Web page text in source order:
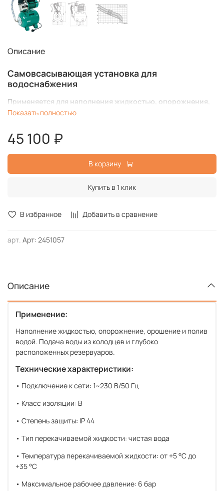
В избранное Добавить в сравнение
арт. Арт: 2451057
Описание
Самовсасывающая установка для
водоснабжения
Применяется для наполнения жидкостью, опорожнения,
орошения
расположенных резервуаров.
Показать полностью
45 100 ₽
В корзину
Купить в 1 клик
Описание
Применение:
Наполнение жидкостью, опорожнение, орошение и полив
водой. Подача воды из колодцев и глубоко
расположенных резервуаров.
Технические характеристики:
• Подключение к сети: 1~230 В/50 Гц
• Класс изоляции: B
• Cтепень защиты: IP 44
• Тип перекачиваемой жидкости: чистая вода
• Температура перекачиваемой жидкости: от +5 °С до
+35 °С
• Максимальное рабочее давление: 6 бар